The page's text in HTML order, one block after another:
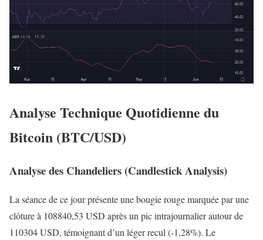
Analyse Technique Quotidienne du
Bitcoin (BTC/USD)
Analyse des Chandeliers (Candlestick Analysis)
La séance de ce jour présente une bougie rouge marquée par une
clôture à 108840,53 USD après un pic intrajournalier autour de
110304 USD, témoignant d’un léger recul (-1,28%). Le